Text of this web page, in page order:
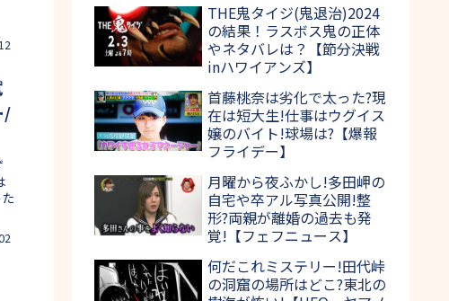
/
THE鬼タイジ(鬼退治)2024
の結果！ラスボス鬼の正体
やネタバレは？【節分決戦
inハワイアンズ】
首藤桃奈は劣化で太った?現
在は短大生!仕事はウグイス
嬢のバイト!球場は?【爆報
フライデー】
月曜から夜ふかし!多田岬の
自宅や卒アル写真公開!整
形?両親が離婚の過去も発
覚!【フェフニュース】
何だこれミステリー!田代峠
の洞窟の場所はどこ?東北の